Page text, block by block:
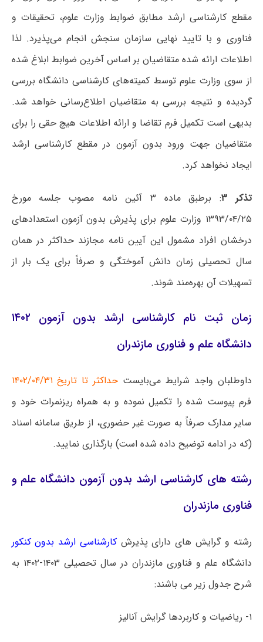
مقطع کارشناسی ارشد مطابق ضوابط وزارت علوم، تحقیقات و
فناوری و با تایید نهایی سازمان سنجش انجام می‌پذیرد. لذا
اطلاعات ارائه شده متقاضیان بر اساس آخرین ضوابط ابلاغ شده
از سوی وزارت علوم توسط کمیته‌های کارشناسی دانشگاه بررسی
گردیده و نتیجه بررسی به متقاضیان اطلاع‌رسانی خواهد شد.
بدیهی است تکمیل فرم تقاضا و ارائه اطلاعات هیچ حقی را برای
متقاضیان جهت ورود بدون آزمون در مقطع کارشناسی ارشد
ایجاد نخواهد کرد.
تذکر ۳
: برطبق ماده ۳ آئین نامه مصوب جلسه مورخ
۱۳۹۳/۰۴/۲۵ وزارت علوم برای پذیرش بدون آزمون استعدادهای
درخشان افراد مشمول این آیین نامه مجازند حداکثر در همان
سال تحصیلی زمان دانش آموختگی و صرفاً برای یک بار از
تسهیلات آن بهره‌مند شوند.
زمان ثبت نام کارشناسی ارشد بدون آزمون ۱۴۰۲
دانشگاه علم و فناوری مازندران
داوطلبان واجد شرایط می‌بایست حداکثر تا تاریخ ۱۴۰۲/۰۴/۳۱
فرم پیوست شده را تکمیل نموده و به همراه ریزنمرات خود و
سایر مدارک صرفاً به صورت غیر حضوری، از طریق سامانه اسناد
(که در ادامه توضیح داده شده است) بارگذاری نمایید.
رشته های کارشناسی ارشد بدون آزمون دانشگاه علم و
فناوری مازندران
رشته و گرایش های دارای پذیرشکارشناسی ارشد بدون کنکور
دانشگاه علم و فناوری مازندران در سال تحصیلی ۱۴۰۳-۱۴۰۲ به
شرح جدول زیر می باشند:
۱- ریاضیات و کاربردها گرایش آنالیز